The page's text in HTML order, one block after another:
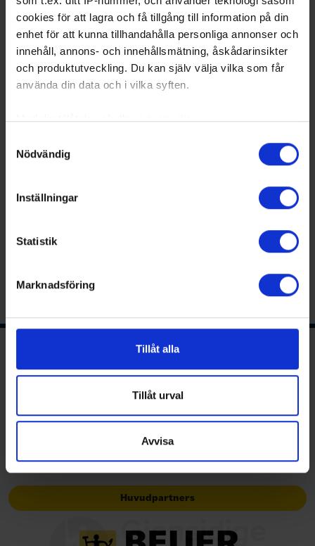
cookies för att lagra och få tillgång till information på din
enhet för att kunna tillhandahålla personliga annonser och
innehåll, annons- och innehållsmätning, åskådarinsikter
och produktutveckling. Du kan själv välja vilka som får
använda din data och i vilka syften.
Med din tillåtelse skulle vi även vilja:
som kan ha en noggrannhet på upp till flera meter
Ta reda på mer om hur dina personliga uppgifter
Du kan ändra eller dra tillbaka ditt samtycke när som
Vi använder enhetsidentifierare för att anpassa innehållet
för sociala medier och analysera vår trafik. Vi
vidarebefordrar även sådana identifierare och annan
annons- och analysföretag som vi samarbetar med.
Dessa kan i sin tur kombinera informationen med annan
samlat in när du har använt deras tjänster.
Nödvändig
Inställningar
Statistik
Marknadsföring
Tillåt alla
Tillåt urval
Avvisa
Ishockeyns huvudsponsor
Huvudpartners